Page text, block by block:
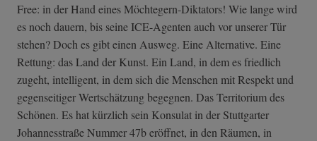
Free: in der Hand eines Möchtegern-Diktators! Wie lange wird
es noch dauern, bis seine ICE-Agenten auch vor unserer Tür
stehen? Doch es gibt einen Ausweg. Eine Alternative. Eine
Rettung: das Land der Kunst. Ein Land, in dem es friedlich
zugeht, intelligent, in dem sich die Menschen mit Respekt und
gegenseitiger Wertschätzung begegnen. Das Territorium des
Schönen. Es hat kürzlich sein Konsulat in der Stuttgarter
Johannesstraße Nummer 47b eröffnet, in den Räumen, in